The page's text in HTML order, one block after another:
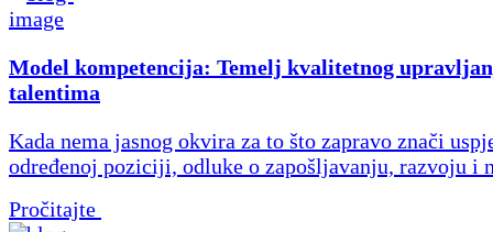
Model kompetencija: Temelj kvalitetnog
talentima
Kada nema jasnog okvira za to što zapravo znači
određenoj poziciji, odluke o zapošljavanju, razvoju i
Pročitajte